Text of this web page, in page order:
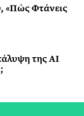
«Πώς Φτάνεις
της AI